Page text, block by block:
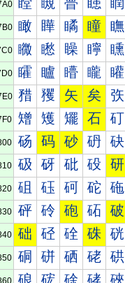
瞰 瞱 瞲 瞳 瞴
矀 矁 矂 矃 矄
矐 矑 矒 矓 矔
矠 矡 矢 矣 矤
矰 矱 矲 石 矴
砀 码 砂 砃 砄
砐 砑 砒 砓 研
砠 砡 砢 砣 砤
砰 砱 砲 砳 破
础 硁 硂 硃 硄
硐 硑 硒 硓 硔
硠 硡 硢 硣 硤